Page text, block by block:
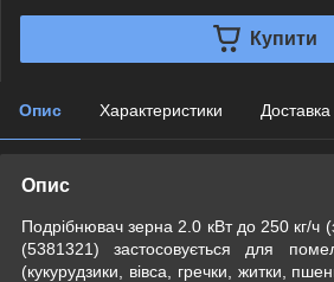
Купити
Опис Характеристики Доставка
Опис
Подрібнювач зерна 2.0 кВт до 250 кг/ч
(5381321) застосовується для
(кукурудзики, вівса, гречки, житки,